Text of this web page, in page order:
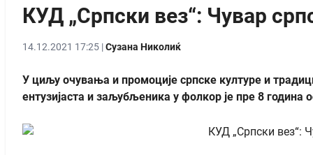
КУД „Српски вез“: Чувар
14.12.2021 17:25 |Сузана Николиќ
У циљу очувања и промоције српске културе и
ентузијаста и заљубљеника у фолкор је пре 8